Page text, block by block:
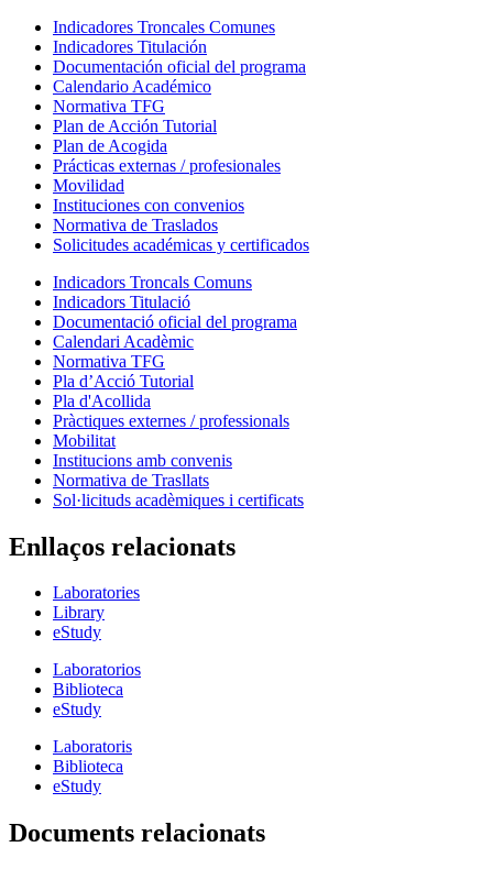
Indicadores Troncales Comunes
Indicadores Titulación
Documentación oficial del programa
Calendario Académico
Normativa TFG
Plan de Acción Tutorial
Plan de Acogida
Prácticas externas / profesionales
Movilidad
Instituciones con convenios
Normativa de Traslados
Solicitudes académicas y certificados
Indicadors Troncals Comuns
Indicadors Titulació
Documentació oficial del programa
Calendari Acadèmic
Normativa TFG
Pla d’Acció Tutorial
Pla d'Acollida
Pràctiques externes / professionals
Mobilitat
Institucions amb convenis
Normativa de Trasllats
Sol·licituds acadèmiques i certificats
Enllaços relacionats
Laboratories
Library
eStudy
Laboratorios
Biblioteca
eStudy
Laboratoris
Biblioteca
eStudy
Documents relacionats